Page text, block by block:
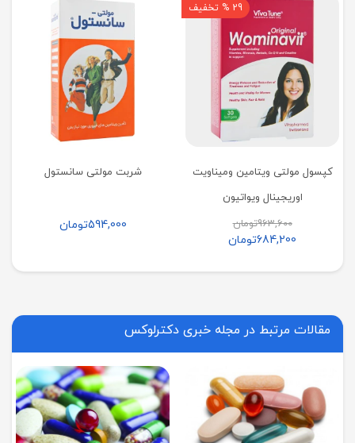
29 % تخفیف
کپسول مولتی ویتامین ومیناویت
اوریجینال ویواتیون
963,600تومان
684,200تومان
شربت مولتی سانستول
594,000تومان
مقالات مرتبط در مجله خبری دکترلوکس